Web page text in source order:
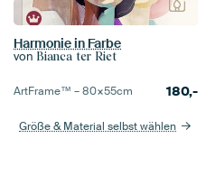
Harmonie in Farbe
von Bianca ter Riet
ArtFrame™ –80×55cm 180,-
Größe & Material selbst wählen